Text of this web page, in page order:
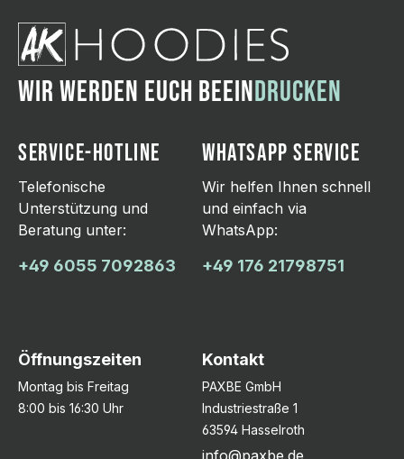
WIR WERDEN EUCH BEEINDRUCKEN
SERVICE-HOTLINE
Telefonische
Unterstützung und
Beratung unter:
+49 6055 7092863
WHATSAPP SERVICE
Wir helfen Ihnen schnell
und einfach via
WhatsApp:
+49 176 21798751
Öffnungszeiten
Montag bis Freitag
8:00 bis 16:30 Uhr
Kontakt
PAXBE GmbH
Industriestraße 1
63594 Hasselroth
info@paxbe.de